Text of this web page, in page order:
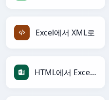
Excel에서 XML로
HTML에서 Excel로